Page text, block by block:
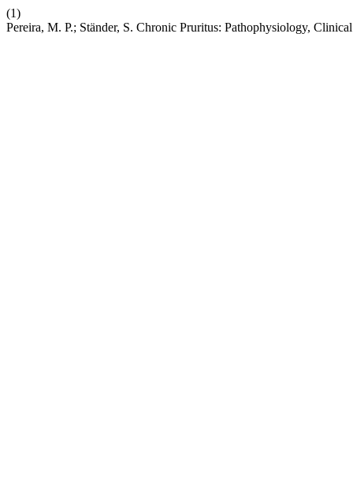
(1)
Pereira, M. P.; Ständer, S. Chronic Pruritus: Pathophysiology,